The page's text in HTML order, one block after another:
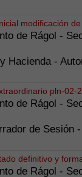
modificación
de Rágol -
Hacienda -
pln-02-
de Rágol -
de Sesión -
definitivo y
de Rágol -